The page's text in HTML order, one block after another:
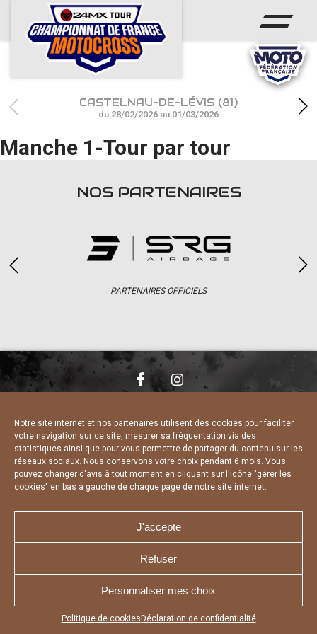
Notre site internet et nos partenaires utilisent des cookies pour faciliter
votre navigation sur ce site, mesurer sa fréquentation via des
statistiques ainsi que pour vous permettre de partager du contenu sur les
réseaux sociaux. Nous conservons votre choix pendant 6 mois. Vous
pouvez changer d'avis à tout moment en cliquant sur l'icône "gérer les
cookies" en bas à gauche de chaque page de notre site internet.
J'accepte
Refuser
Personnaliser mes choix
Politique de cookies Déclaration de confidentialité
Appuyez sur le bouton partager en bas de votre
ACCUEIL
ACTUS
CALENDRIER
RÉSULTATS
PHOTOS / WEB TV
CASTELNAU-DE-LÉVIS (81)
du 28/02/2026 au 01/03/2026
Manche 1-Tour par tour
NOS PARTENAIRES
PARTENAIRES OFFICIELS
CHARTE DE CONFIDENTIALITÉ
DÉCLARATION DE CONFIDENTIALITÉ
POLITIQUE D’UTILISATION DES COOKIES
RÉALISÉ PAR L’AGENCE WEB A3 WEB